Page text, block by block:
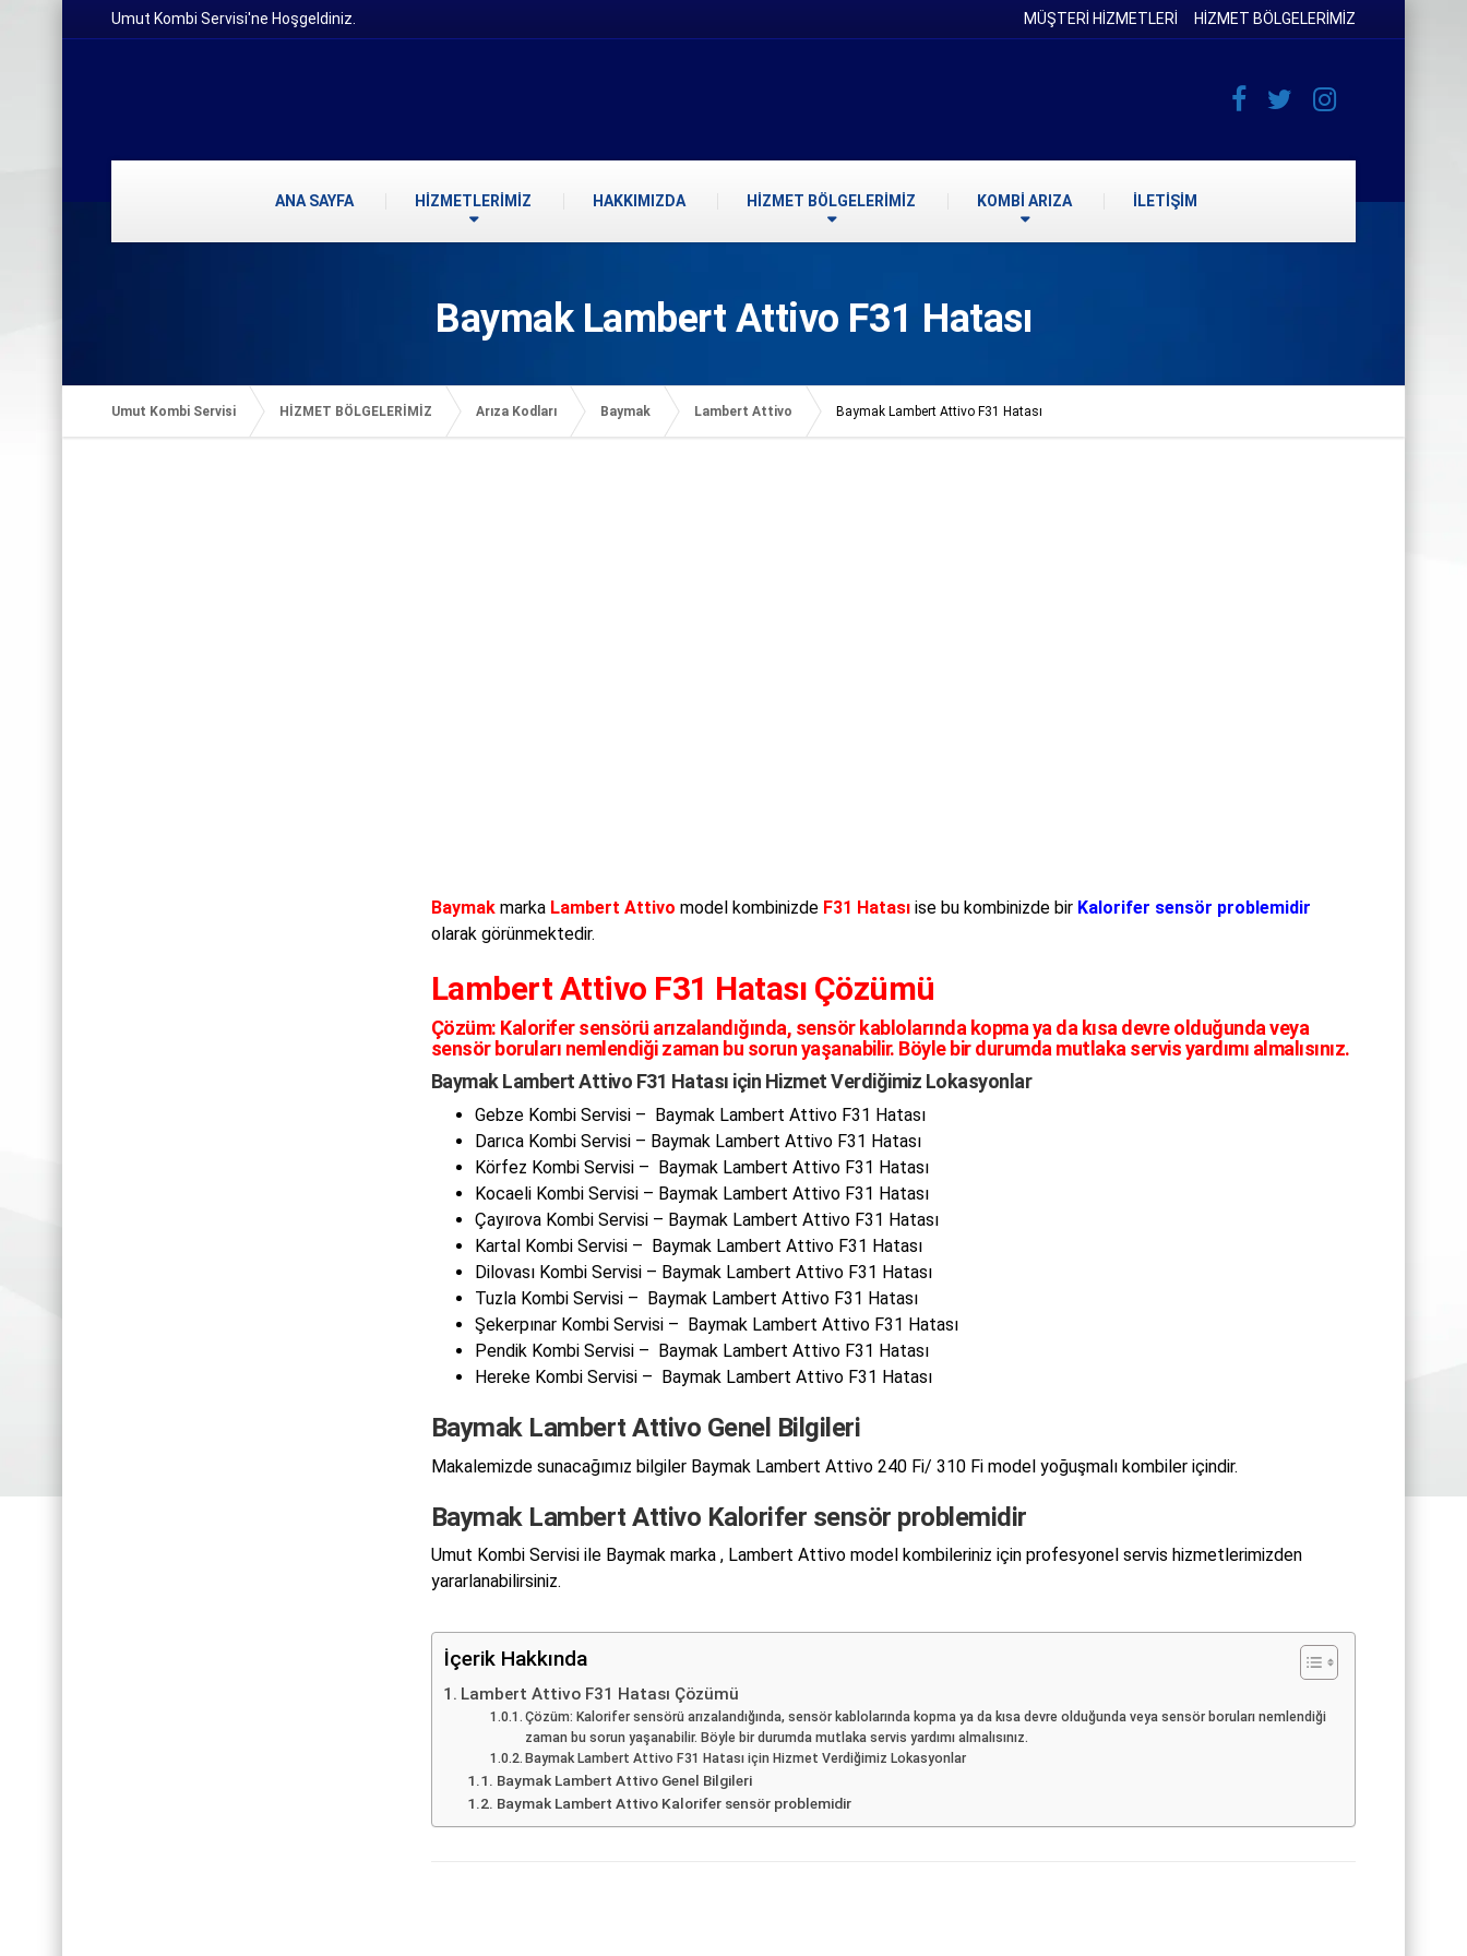
Umut Kombi Servisi'ne Hoşgeldiniz. MÜŞTERİ HİZMETLERİ HİZMET BÖLGELERİMİZ
ANA SAYFA HİZMETLERİMİZ HAKKIMIZDA HİZMET BÖLGELERİMİZ KOMBİ ARIZA İLETİŞİM
Baymak Lambert Attivo F31 Hatası
Umut Kombi Servisi HİZMET BÖLGELERİMİZ Arıza Kodları Baymak Lambert Attivo Baymak Lambert Attivo F31 Hatası
Baymakmarka Lambert Attivo model kombinizde F31 Hatasıise bu kombinizde bir Kalorifer sensör problemidir
olarak görünmektedir.
Lambert Attivo F31 Hatası Çözümü
Çözüm: Kalorifer sensörü arızalandığında, sensör kablolarında kopma ya da kısa devre olduğunda veya
sensör boruları nemlendiği zaman bu sorun yaşanabilir. Böyle bir durumda mutlaka servis yardımı almalısınız.
Baymak Lambert Attivo F31 Hatası için Hizmet Verdiğimiz Lokasyonlar
Gebze Kombi Servisi – Baymak Lambert Attivo F31 Hatası
Darıca Kombi Servisi – Baymak Lambert Attivo F31 Hatası
Körfez Kombi Servisi – Baymak Lambert Attivo F31 Hatası
Kocaeli Kombi Servisi – Baymak Lambert Attivo F31 Hatası
Çayırova Kombi Servisi – Baymak Lambert Attivo F31 Hatası
Kartal Kombi Servisi – Baymak Lambert Attivo F31 Hatası
Dilovası Kombi Servisi – Baymak Lambert Attivo F31 Hatası
Tuzla Kombi Servisi – Baymak Lambert Attivo F31 Hatası
Şekerpınar Kombi Servisi – Baymak Lambert Attivo F31 Hatası
Pendik Kombi Servisi – Baymak Lambert Attivo F31 Hatası
Hereke Kombi Servisi – Baymak Lambert Attivo F31 Hatası
Baymak Lambert Attivo Genel Bilgileri
Makalemizde sunacağımız bilgiler Baymak Lambert Attivo 240 Fi/ 310 Fi model yoğuşmalı kombiler içindir.
Baymak Lambert Attivo Kalorifer sensör problemidir
Umut Kombi Servisi ile Baymak marka , Lambert Attivo model kombileriniz için profesyonel servis hizmetlerimizden
yararlanabilirsiniz.
İçerik Hakkında
Lambert Attivo F31 Hatası Çözümü
Çözüm: Kalorifer sensörü arızalandığında, sensör kablolarında kopma ya da kısa devre olduğunda veya sensör boruları nemlendiği
zaman bu sorun yaşanabilir. Böyle bir durumda mutlaka servis yardımı almalısınız.
Baymak Lambert Attivo F31 Hatası için Hizmet Verdiğimiz Lokasyonlar
Baymak Lambert Attivo Genel Bilgileri
Baymak Lambert Attivo Kalorifer sensör problemidir